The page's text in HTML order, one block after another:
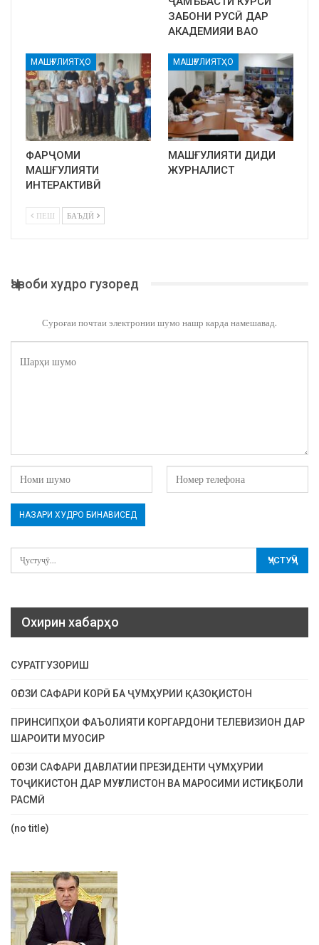
ЗАБОНИ РУСӢ ДАР
АКАДЕМИЯИ ВАО
МАШҒУЛИЯТҲО
ФАРҶОМИ
МАШҒУЛИЯТИ
ИНТЕРАКТИВӢ
МАШҒУЛИЯТҲО
МАШҒУЛИЯТИ ДИДИ
ЖУРНАЛИСТ
ПЕШ БАЪДӢ
Ҷавоби худро гузоред
Суроғаи почтаи электронии шумо нашр карда намешавад.
Охирин хабарҳо
СУРАТГУЗОРИШ
ОҒОЗИ САФАРИ КОРӢ БА ҶУМҲУРИИ ҚАЗОҚИСТОН
ПРИНСИПҲОИ ФАЪОЛИЯТИ КОРГАРДОНИ ТЕЛЕВИЗИОН ДАР
ШАРОИТИ МУОСИР
ОҒОЗИ САФАРИ ДАВЛАТИИ ПРЕЗИДЕНТИ ҶУМҲУРИИ
ТОҶИКИСТОН ДАР МУҒУЛИСТОН ВА МАРОСИМИ ИСТИҚБОЛИ
РАСМӢ
(no title)